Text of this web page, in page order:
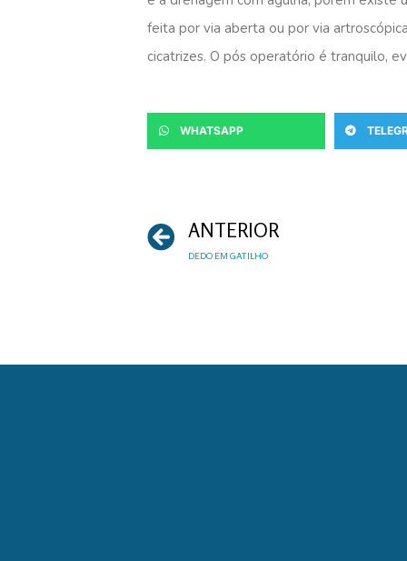
feita por via aberta ou por via
cicatrizes. O pós operatório é tranquilo,
WHATSAPP
ANTERIOR
DEDO EM GATILHO